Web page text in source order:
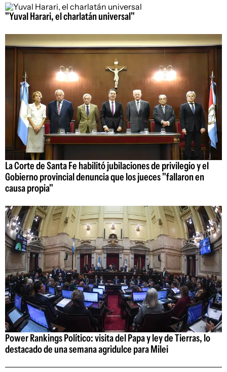
"Yuval Harari, el charlatán universal"
La Corte de Santa Fe habilitó jubilaciones de privilegio y el
Gobierno provincial denuncia que los jueces "fallaron en
causa propia"
Power Rankings Político: visita del Papa y ley de Tierras, lo
destacado de una semana agridulce para Milei